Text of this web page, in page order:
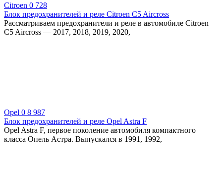
Citroen 0 728
Блок предохранителей и реле Citroen C5 Aircross
Рассматриваем предохранители и реле в автомобиле Citroen
C5 Aircross — 2017, 2018, 2019, 2020,
Opel 0 8 987
Блок предохранителей и реле Opel Astra F
Opel Astra F, первое поколение автомобиля компактного
класса Опель Астра. Выпускался в 1991, 1992,